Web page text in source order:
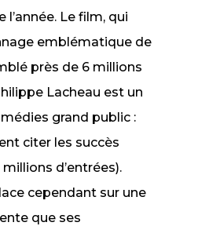
Le film, qui
emblématique de
près de 6 millions
Lacheau est un
grand public :
citer les succès
millions d’entrées).
cependant sur une
que ses